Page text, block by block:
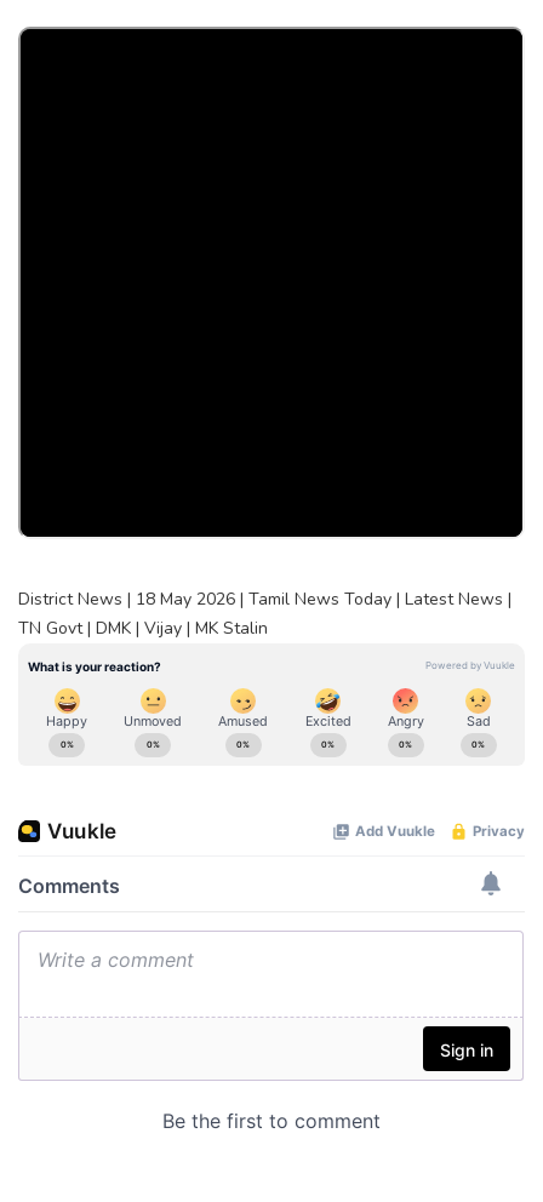
District News | 18 May 2026 | Tamil News Today | Latest News |
TN Govt | DMK | Vijay | MK Stalin